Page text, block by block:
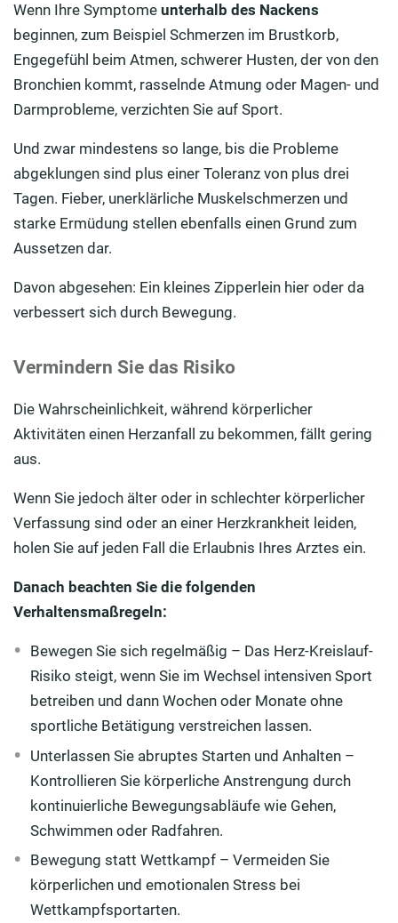
Wenn Ihre Symptome unterhalb des Nackens
beginnen, zum Beispiel Schmerzen im Brustkorb,
Engegefühl beim Atmen, schwerer Husten, der von den
Bronchien kommt, rasselnde Atmung oder Magen- und
Darmprobleme, verzichten Sie auf Sport.
Und zwar mindestens so lange, bis die Probleme
abgeklungen sind plus einer Toleranz von plus drei
Tagen. Fieber, unerklärliche Muskelschmerzen und
starke Ermüdung stellen ebenfalls einen Grund zum
Aussetzen dar.
Davon abgesehen: Ein kleines Zipperlein hier oder da
verbessert sich durch Bewegung.
Vermindern Sie das Risiko
Die Wahrscheinlichkeit, während körperlicher
Aktivitäten einen Herzanfall zu bekommen, fällt gering
aus.
Wenn Sie jedoch älter oder in schlechter körperlicher
Verfassung sind oder an einer Herzkrankheit leiden,
holen Sie auf jeden Fall die Erlaubnis Ihres Arztes ein.
Danach beachten Sie die folgenden
Verhaltensmaßregeln:
Bewegen Sie sich regelmäßig – Das Herz-Kreislauf-
Risiko steigt, wenn Sie im Wechsel intensiven Sport
betreiben und dann Wochen oder Monate ohne
sportliche Betätigung verstreichen lassen.
Unterlassen Sie abruptes Starten und Anhalten –
Kontrollieren Sie körperliche Anstrengung durch
kontinuierliche Bewegungsabläufe wie Gehen,
Schwimmen oder Radfahren.
Bewegung statt Wettkampf – Vermeiden Sie
körperlichen und emotionalen Stress bei
Wettkampfsportarten.